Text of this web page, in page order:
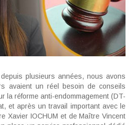
plusieurs années, nous avons
avaient un réel besoin de conseils
la réforme anti-endommagement (DT-
et après un travail important avec le
Xavier IOCHUM et de Maître Vincent